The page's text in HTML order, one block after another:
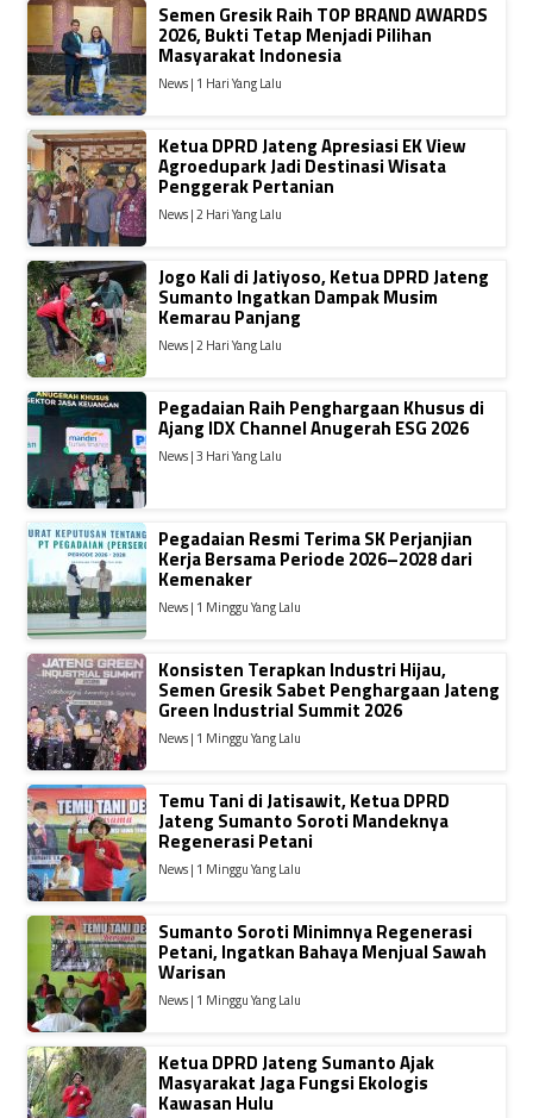
Semen Gresik Raih TOP BRAND AWARDS
2026, Bukti Tetap Menjadi Pilihan
Masyarakat Indonesia
News | 1 Hari Yang Lalu
Ketua DPRD Jateng Apresiasi EK View
Agroedupark Jadi Destinasi Wisata
Penggerak Pertanian
News | 2 Hari Yang Lalu
Jogo Kali di Jatiyoso, Ketua DPRD Jateng
Sumanto Ingatkan Dampak Musim
Kemarau Panjang
News | 2 Hari Yang Lalu
Pegadaian Raih Penghargaan Khusus di
Ajang IDX Channel Anugerah ESG 2026
News | 3 Hari Yang Lalu
Pegadaian Resmi Terima SK Perjanjian
Kerja Bersama Periode 2026–2028 dari
Kemenaker
News | 1 Minggu Yang Lalu
Konsisten Terapkan Industri Hijau,
Semen Gresik Sabet Penghargaan Jateng
Green Industrial Summit 2026
News | 1 Minggu Yang Lalu
Temu Tani di Jatisawit, Ketua DPRD
Jateng Sumanto Soroti Mandeknya
Regenerasi Petani
News | 1 Minggu Yang Lalu
Sumanto Soroti Minimnya Regenerasi
Petani, Ingatkan Bahaya Menjual Sawah
Warisan
News | 1 Minggu Yang Lalu
Ketua DPRD Jateng Sumanto Ajak
Masyarakat Jaga Fungsi Ekologis
Kawasan Hulu